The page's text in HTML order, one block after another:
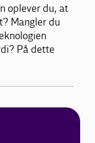
oplever du, at
Mangler du
På dette